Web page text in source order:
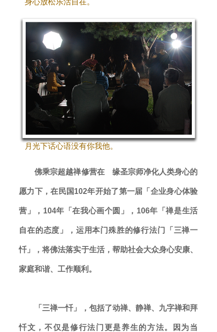
身心放松乐活自在。
月光下话心语没有你我他。
佛乘宗超越禅修营在 缘圣宗师净化人类身心的
愿力下，在民国102年开始了第一届「企业身心体验
营」，104年「在我心画个圆」，106年「禅是生活
自在的态度」，运用本门殊胜的修行法门「三禅一
忏」，将佛法落实于生活，帮助社会大众身心安康、
家庭和谐、工作顺利。
「三禅一忏」，包括了动禅、静禅、九字禅和拜
忏文，不仅是修行法门更是养生的方法。因为当